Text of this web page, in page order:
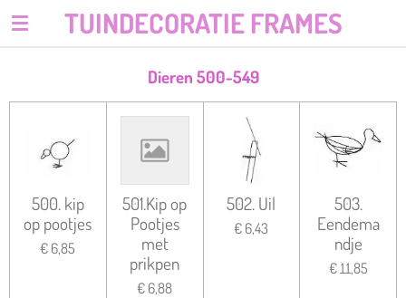
Ga
hoofdinhoud
TUINDECORATIE FRAMES
Dieren 500-549
500. kip
op pootjes
€ 6,85
501.Kip op
Pootjes
met
prikpen
€ 6,88
502. Uil
€ 6,43
503.
Eendema
ndje
€ 11,85